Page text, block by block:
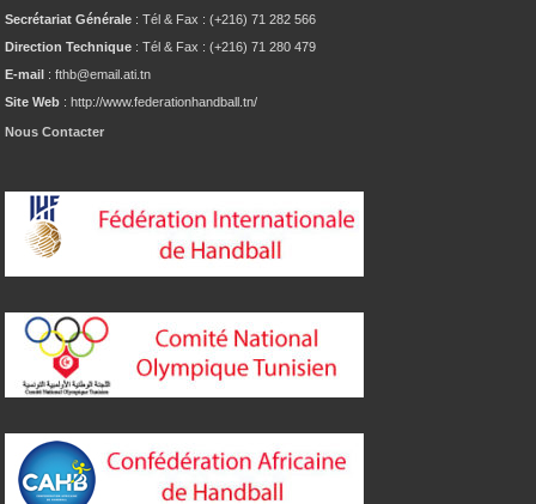
Secrétariat Générale : Tél & Fax : (+216) 71 282 566
Direction Technique : Tél & Fax : (+216) 71 280 479
E-mail : fthb@email.ati.tn
Site Web : http://www.federationhandball.tn/
Nous Contacter